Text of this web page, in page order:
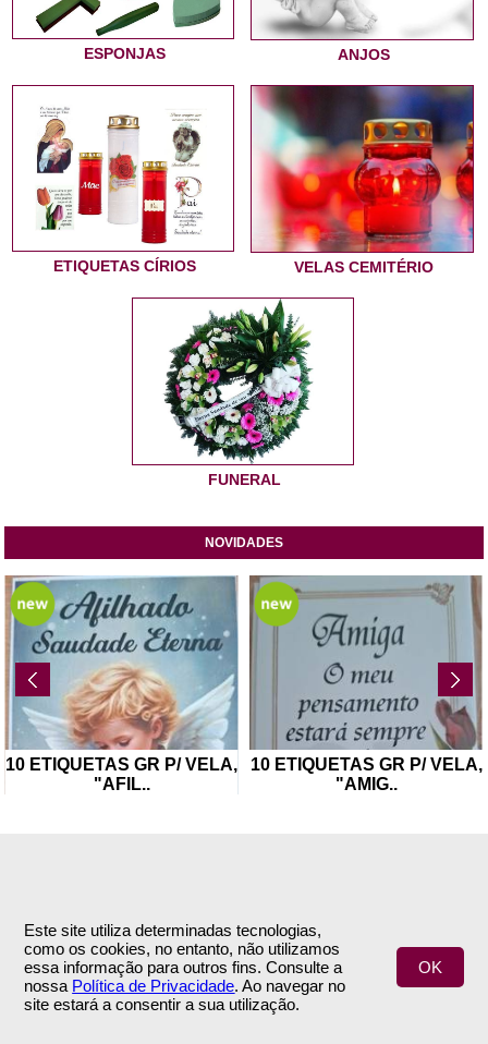
Este site utiliza determinadas tecnologias,
como os cookies, no entanto, não utilizamos
essa informação para outros fins. Consulte a
nossa Política de Privacidade. Ao navegar no
site estará a consentir a sua utilização.
OK
ESPONJAS ANJOS
ETIQUETAS CÍRIOS VELAS CEMITÉRIO
FUNERAL
NOVIDADES
10 ETIQUETAS GR P/ VELA,
"AFIL..
10 ETIQUETAS GR P/ VELA,
"AMIG..
INFORMAÇÕES
Empresa
Termos e Condições
APOIO AO CLIENTE
Encomendas & Pagamentos
Envio